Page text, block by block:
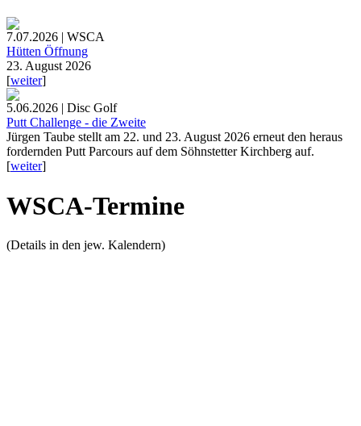
7.07.2026 | WSCA
Hütten Öffnung
23. August 2026
[weiter]
5.06.2026 | Disc Golf
Putt Challenge - die Zweite
Jürgen Taube stellt am 22. und 23. August 2026 erneut den heraus
fordernden Putt Parcours auf dem Söhnstetter Kirchberg auf.
[weiter]
WSCA-Termine
(Details in den jew. Kalendern)